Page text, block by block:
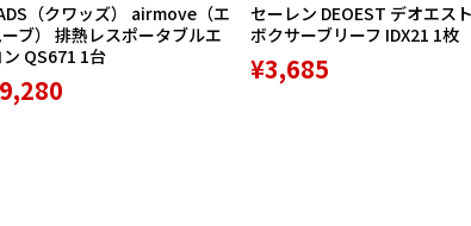
（クワッズ） airmove（エ
ブ） 排熱レスポータブルエ
QS671 1台
セーレン DEOEST デオエス
ボクサーブリーフ IDX21 1枚
¥3,685